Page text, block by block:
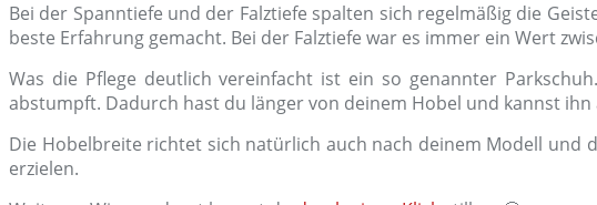
Bei der Spanntiefe und der Falztiefe spalten sich regelmäßig die
beste Erfahrung gemacht. Bei der Falztiefe war es immer ein Wert
Was die Pflege deutlich vereinfacht ist ein so genannter
abstumpft. Dadurch hast du länger von deinem Hobel und kannst
Die Hobelbreite richtet sich natürlich auch nach deinem Modell und
erzielen.